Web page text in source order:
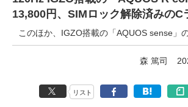
13,800円、SIMロック解除済みのC
このほか、IGZO搭載の「AQUOS sense」
森 篤司
リスト